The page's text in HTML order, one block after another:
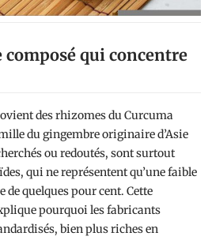
composé qui concentre
des rhizomes du Curcuma
du gingembre originaire d’Asie
ou redoutés, sont surtout
qui ne représentent qu’une faible
de quelques pour cent. Cette
pourquoi les fabricants
bien plus riches en